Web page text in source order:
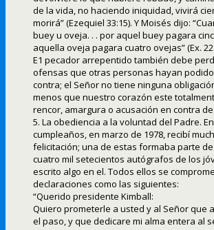
de la vida, no haciendo iniquidad, vivirá
morirá” (Ezequiel 33:15). Y Moisés dijo:
buey u oveja. . . por aquel buey pagara
aquella oveja pagara cuatro ovejas” (Ex.
E1 pecador arrepentido también debe
ofensas que otras personas hayan
contra; el Señor no tiene ninguna
menos que nuestro corazón este
rencor, amargura o acusación en contra
5. La obediencia a la voluntad del Padre.
cumpleaños, en marzo de 1978, recibí
felicitación; una de estas formaba parte
cuatro mil setecientos autógrafos de los
escrito algo en el. Todos ellos se
declaraciones como las siguientes:
“Querido presidente Kimball:
Quiero prometerle a usted y al Señor que
el paso, y que dedicare mi alma entera al